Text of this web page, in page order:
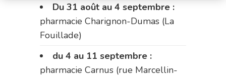
Du 31 août au 4 septembre :
pharmacie Charignon-Dumas (La
Fouillade)
du 4 au 11 septembre :
pharmacie Carnus (rue Marcellin-